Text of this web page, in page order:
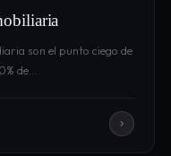
son el punto ciego de
de…